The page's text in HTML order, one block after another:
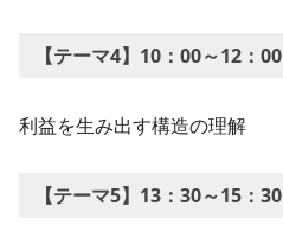
【テーマ4】10：00～12：00
利益を生み出す構造の理解
【テーマ5】13：30～15：30